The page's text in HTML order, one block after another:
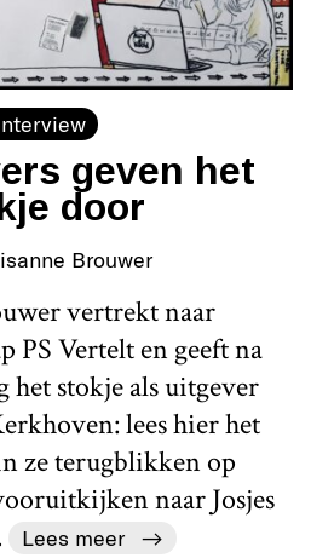
geven het
door
Brouwer
vertrekt naar
PS Vertelt en geeft na
stokje als uitgever
lees hier het
ze terugblikken op
naar Josjes
Lees meer